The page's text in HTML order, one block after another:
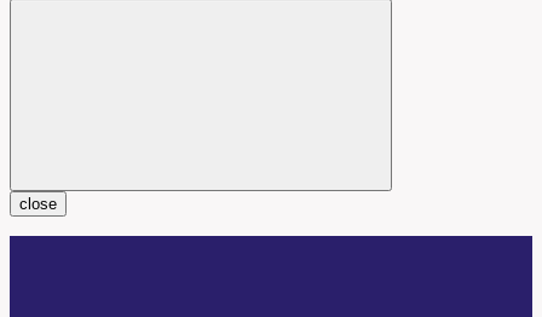
close